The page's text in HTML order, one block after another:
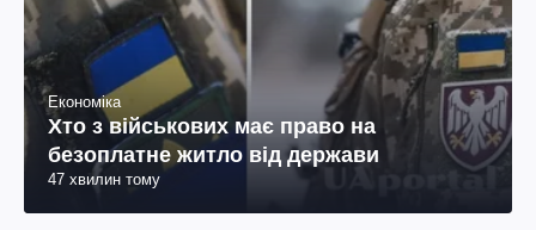
Економіка
Хто з військових має право на
безоплатне житло від держави
47 хвилин тому